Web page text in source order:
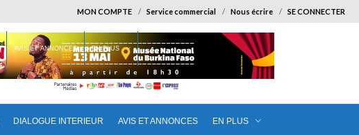
MON COMPTE Service commercial Nous écrire SE CONNECTER
DIALOGUE INTERIEUR AVIS ET ANNONCES EN PLUS
AVIS ET ANNONCES EN PLUS